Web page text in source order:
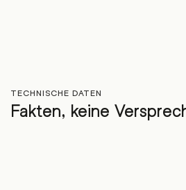
TECHNISCHE DATEN
Fakten, keine